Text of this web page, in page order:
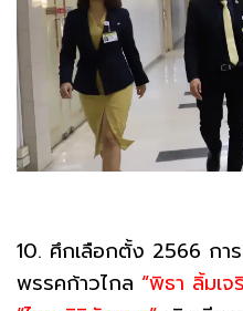
10. ศึกเลือกตั้ง 2566 กา
พรรคก้าวไกล “พิธา ลิ้มเ